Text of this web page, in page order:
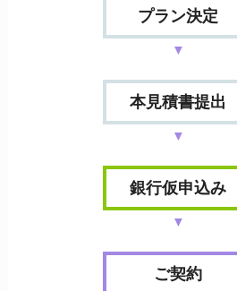
プラン決定
▼
本見積書提出
▼
銀行仮申込み
▼
ご契約